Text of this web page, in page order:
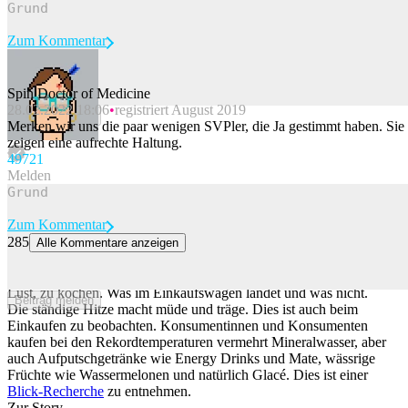
Beitrag melden
Zum Kommentar
Spin Doctor of Medicine
28.02.2022 18:06 registriert August 2019
Merken wir uns die paar wenigen SVPler, die Ja gestimmt haben. Sie
zeigen eine aufrechte Haltung.
49721
Melden
Beitrag melden
Zum Kommentar
285 Alle Kommentare anzeigen
Lust, zu kochen. Was im Einkaufswagen landet und was nicht.
Die ständige Hitze macht müde und träge. Dies ist auch beim
Einkaufen zu beobachten. Konsumentinnen und Konsumenten
kaufen bei den Rekordtemperaturen vermehrt Mineralwasser, aber
auch Aufputschgetränke wie Energy Drinks und Mate, wässrige
Früchte wie Wassermelonen und natürlich Glacé. Dies ist einer
Blick-Recherche zu entnehmen.